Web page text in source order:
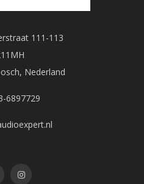
111-113
Nederland
6897729